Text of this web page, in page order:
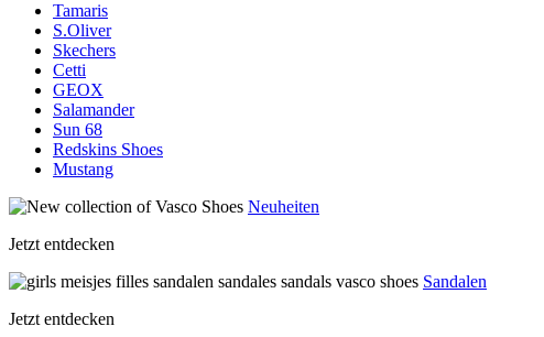
Tamaris
S.Oliver
Skechers
Cetti
GEOX
Salamander
Sun 68
Redskins Shoes
Mustang
Neuheiten
Jetzt entdecken
Sandalen
Jetzt entdecken